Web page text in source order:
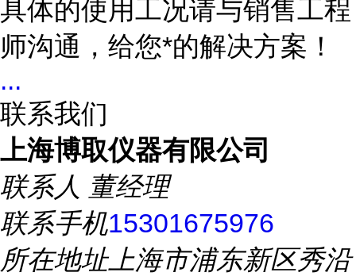
具体的使用工况请与销售工程
师沟通，给您*的解决方案！
...
联系我们
上海博取仪器有限公司
联系人 董经理
联系手机15301675976
所在地址上海市浦东新区秀沿